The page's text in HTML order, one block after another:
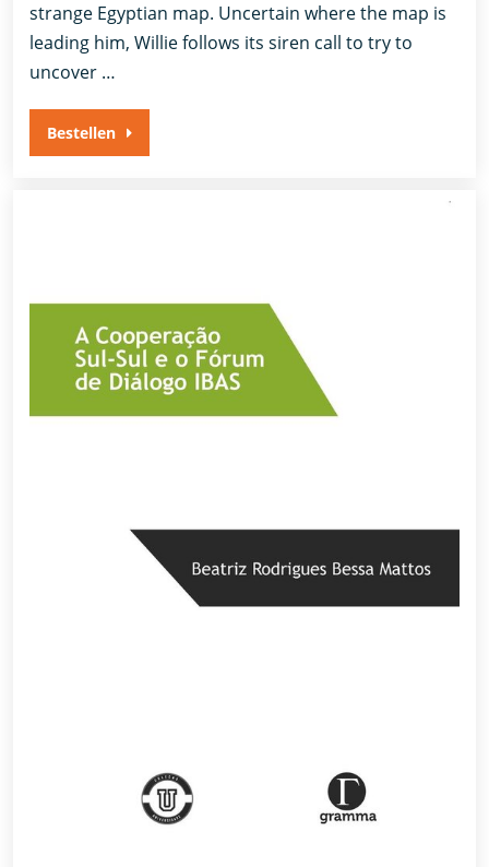
strange Egyptian map. Uncertain where the map is
leading him, Willie follows its siren call to try to
uncover …
Bestellen